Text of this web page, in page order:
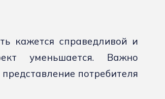
кажется справедливой и
уменьшается. Важно
потребителя